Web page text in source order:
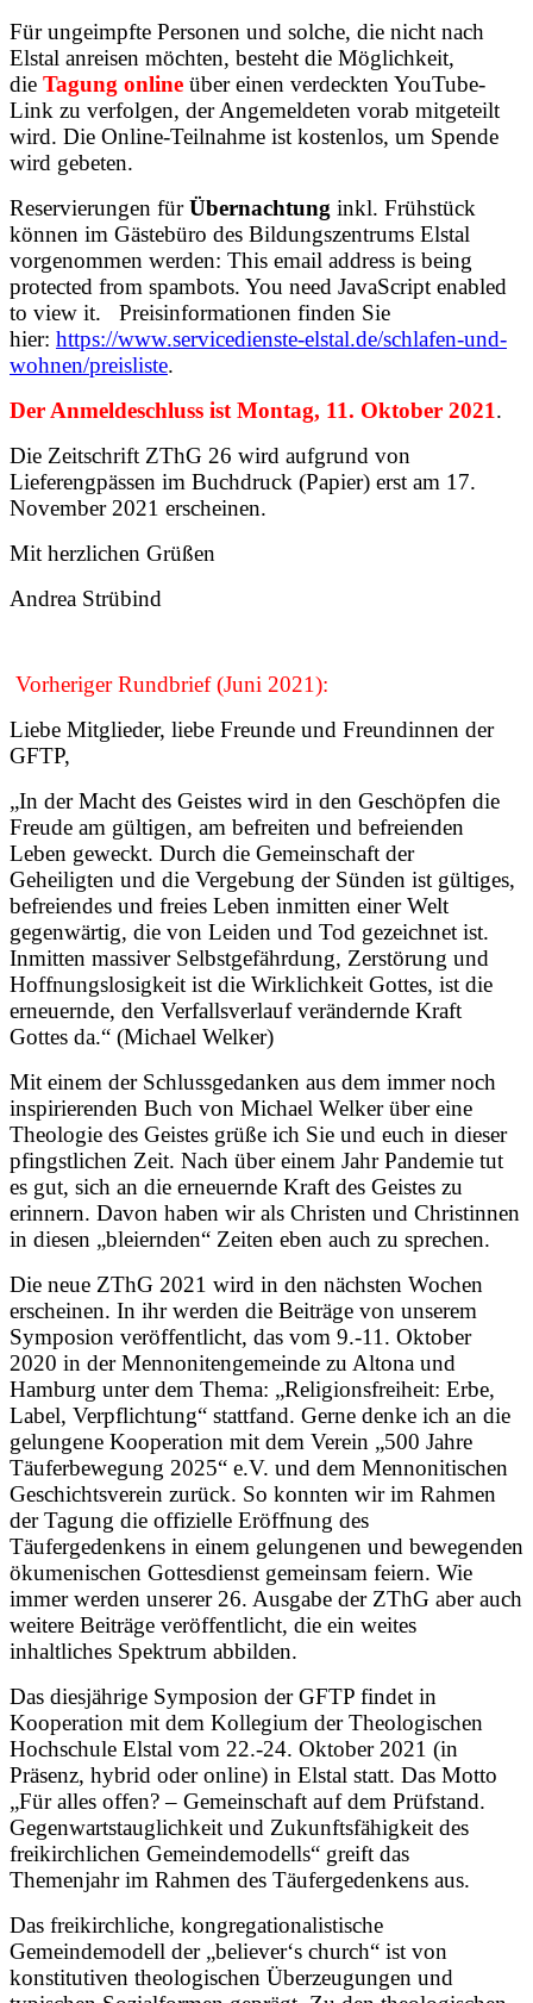
Für ungeimpfte Personen und solche, die nicht nach
Elstal anreisen möchten, besteht die Möglichkeit,
die Tagung online über einen verdeckten YouTube-
Link zu verfolgen, der Angemeldeten vorab mitgeteilt
wird. Die Online-Teilnahme ist kostenlos, um Spende
wird gebeten.
Reservierungen fürÜbernachtung inkl. Frühstück
können im Gästebüro des Bildungszentrums Elstal
vorgenommen werden: This email address is being
protected from spambots. You need JavaScript enabled
to view it. Preisinformationen finden Sie
hier: https://www.servicedienste-elstal.de/schlafen-und-
wohnen/preisliste.
Der Anmeldeschluss ist Montag, 11. Oktober 2021.
Die Zeitschrift ZThG 26 wird aufgrund von
Lieferengpässen im Buchdruck (Papier) erst am 17.
November 2021 erscheinen.
Mit herzlichen Grüßen
Andrea Strübind
Vorheriger Rundbrief (Juni 2021):
Liebe Mitglieder, liebe Freunde und Freundinnen der
GFTP,
„In der Macht des Geistes wird in den Geschöpfen die
Freude am gültigen, am befreiten und befreienden
Leben geweckt. Durch die Gemeinschaft der
Geheiligten und die Vergebung der Sünden ist gültiges,
befreiendes und freies Leben inmitten einer Welt
gegenwärtig, die von Leiden und Tod gezeichnet ist.
Inmitten massiver Selbstgefährdung, Zerstörung und
Hoffnungslosigkeit ist die Wirklichkeit Gottes, ist die
erneuernde, den Verfallsverlauf verändernde Kraft
Gottes da.“ (Michael Welker)
Mit einem der Schlussgedanken aus dem immer noch
inspirierenden Buch von Michael Welker über eine
Theologie des Geistes grüße ich Sie und euch in dieser
pfingstlichen Zeit. Nach über einem Jahr Pandemie tut
es gut, sich an die erneuernde Kraft des Geistes zu
erinnern. Davon haben wir als Christen und Christinnen
in diesen „bleiernden“ Zeiten eben auch zu sprechen.
Die neue ZThG 2021 wird in den nächsten Wochen
erscheinen. In ihr werden die Beiträge von unserem
Symposion veröffentlicht, das vom 9.-11. Oktober
2020 in der Mennonitengemeinde zu Altona und
Hamburg unter dem Thema: „Religionsfreiheit: Erbe,
Label, Verpflichtung“ stattfand. Gerne denke ich an die
gelungene Kooperation mit dem Verein „500 Jahre
Täuferbewegung 2025“ e.V. und dem Mennonitischen
Geschichtsverein zurück. So konnten wir im Rahmen
der Tagung die offizielle Eröffnung des
Täufergedenkens in einem gelungenen und bewegenden
ökumenischen Gottesdienst gemeinsam feiern. Wie
immer werden unserer 26. Ausgabe der ZThG aber auch
weitere Beiträge veröffentlicht, die ein weites
inhaltliches Spektrum abbilden.
Das diesjährige Symposion der GFTP findet in
Kooperation mit dem Kollegium der Theologischen
Hochschule Elstal vom 22.-24. Oktober 2021 (in
Präsenz, hybrid oder online) in Elstal statt. Das Motto
„Für alles offen? – Gemeinschaft auf dem Prüfstand.
Gegenwartstauglichkeit und Zukunftsfähigkeit des
freikirchlichen Gemeindemodells“ greift das
Themenjahr im Rahmen des Täufergedenkens aus.
Das freikirchliche, kongregationalistische
Gemeindemodell der „believer‘s church“ ist von
konstitutiven theologischen Überzeugungen und